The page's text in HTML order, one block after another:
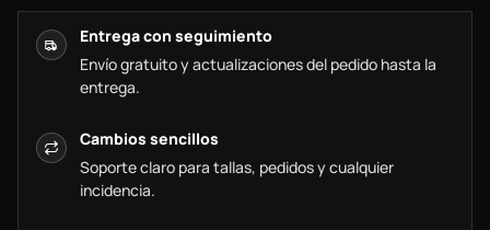
Entrega con seguimiento
Envío gratuito y actualizaciones del pedido hasta la
entrega.
Cambios sencillos
Soporte claro para tallas, pedidos y cualquier
incidencia.